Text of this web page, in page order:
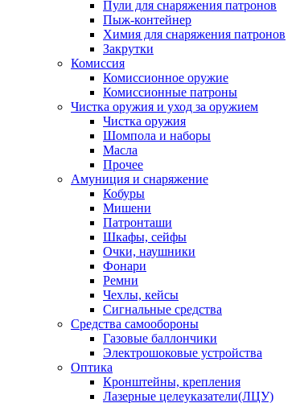
Пули для снаряжения патронов
Пыж-контейнер
Химия для снаряжения патронов
Закрутки
Комиссия
Комиссионное оружие
Комиссионные патроны
Чистка оружия и уход за оружием
Чистка оружия
Шомпола и наборы
Масла
Прочее
Амуниция и снаряжение
Кобуры
Мишени
Патронташи
Шкафы, сейфы
Очки, наушники
Фонари
Ремни
Чехлы, кейсы
Сигнальные средства
Средства самообороны
Газовые баллончики
Электрошоковые устройства
Оптика
Кронштейны, крепления
Лазерные целеуказатели(ЛЦУ)